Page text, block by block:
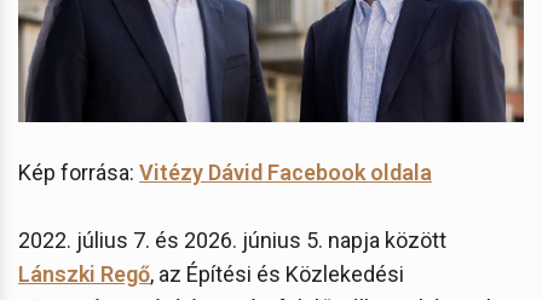
Kép forrása: Vitézy Dávid Facebook oldala
2022. július 7. és 2026. június 5. napja között
Lánszki Regő, az Építési és Közlekedési